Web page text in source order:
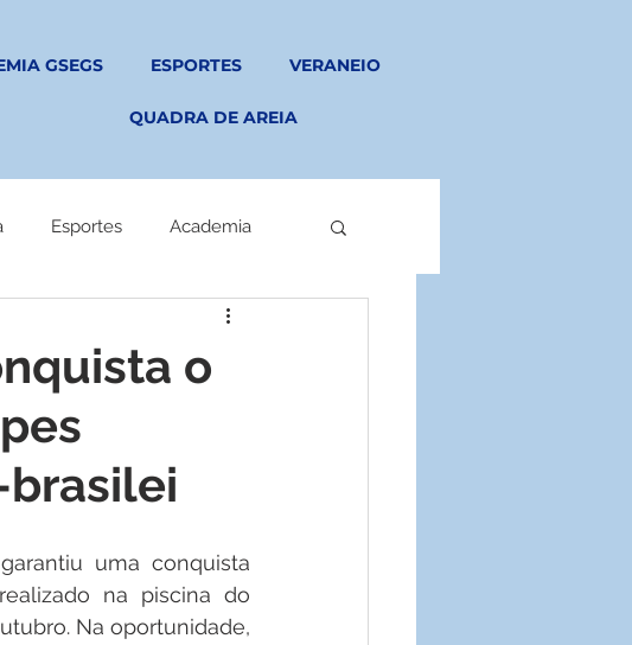
GSEGS ESPORTES VERANEIO
QUADRA DE AREIA
Esportes Academia
o
uma conquista
na piscina do
Na oportunidade,